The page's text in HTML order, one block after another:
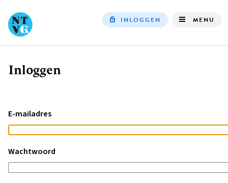
INLOGGEN MENU
Kruimelpad
Inloggen
E-mailadres
Wachtwoord